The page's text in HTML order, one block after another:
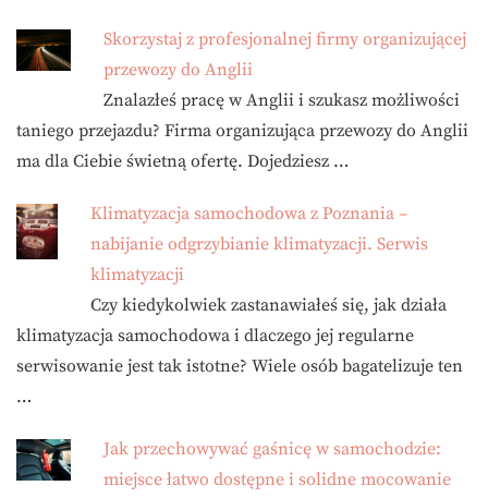
Skorzystaj z profesjonalnej firmy organizującej
przewozy do Anglii
Znalazłeś pracę w Anglii i szukasz możliwości
taniego przejazdu? Firma organizująca przewozy do Anglii
ma dla Ciebie świetną ofertę. Dojedziesz …
Klimatyzacja samochodowa z Poznania –
nabijanie odgrzybianie klimatyzacji. Serwis
klimatyzacji
Czy kiedykolwiek zastanawiałeś się, jak działa
klimatyzacja samochodowa i dlaczego jej regularne
serwisowanie jest tak istotne? Wiele osób bagatelizuje ten
…
Jak przechowywać gaśnicę w samochodzie:
miejsce łatwo dostępne i solidne mocowanie